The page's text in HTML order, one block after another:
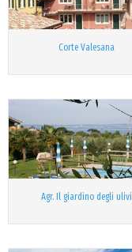
Corte Valesana
Agr. Il giardino degli ulivi